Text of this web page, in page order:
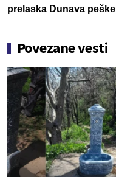
prelaska Dunava peške
Povezane vesti